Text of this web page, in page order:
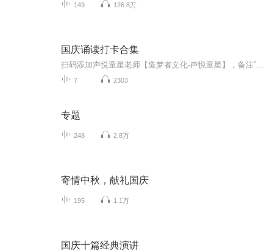
149 126.8万
国庆诵读打卡合集
7 2303
专题
248 2.8万
寄情中秋，献礼国庆
195 1.1万
国庆十篇经典演讲